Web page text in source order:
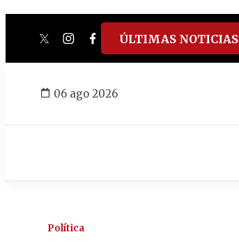
twitterinstagram
facebook
tiktokyoutube
spotify
ÚLTIMAS NOTICIAS
06 ago 2026
Política